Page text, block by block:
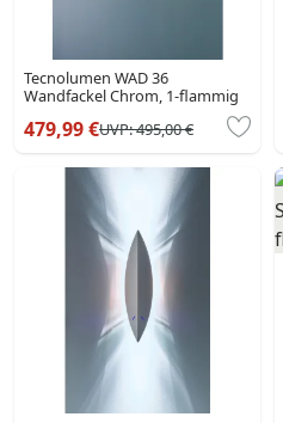
Tecnolumen WAD 36
Wandfackel Chrom, 1-flammig
479,99 €UVP:495,00 €